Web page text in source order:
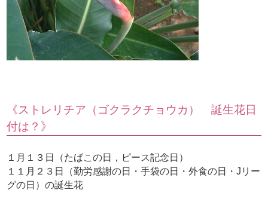
《ストレリチア（ゴクラクチョウカ） 誕生花日
付は？》
１月１３日（たばこの日，ピース記念日）
１１月２３日（勤労感謝の日・手袋の日・外食の日・Jリー
グの日）の誕生花